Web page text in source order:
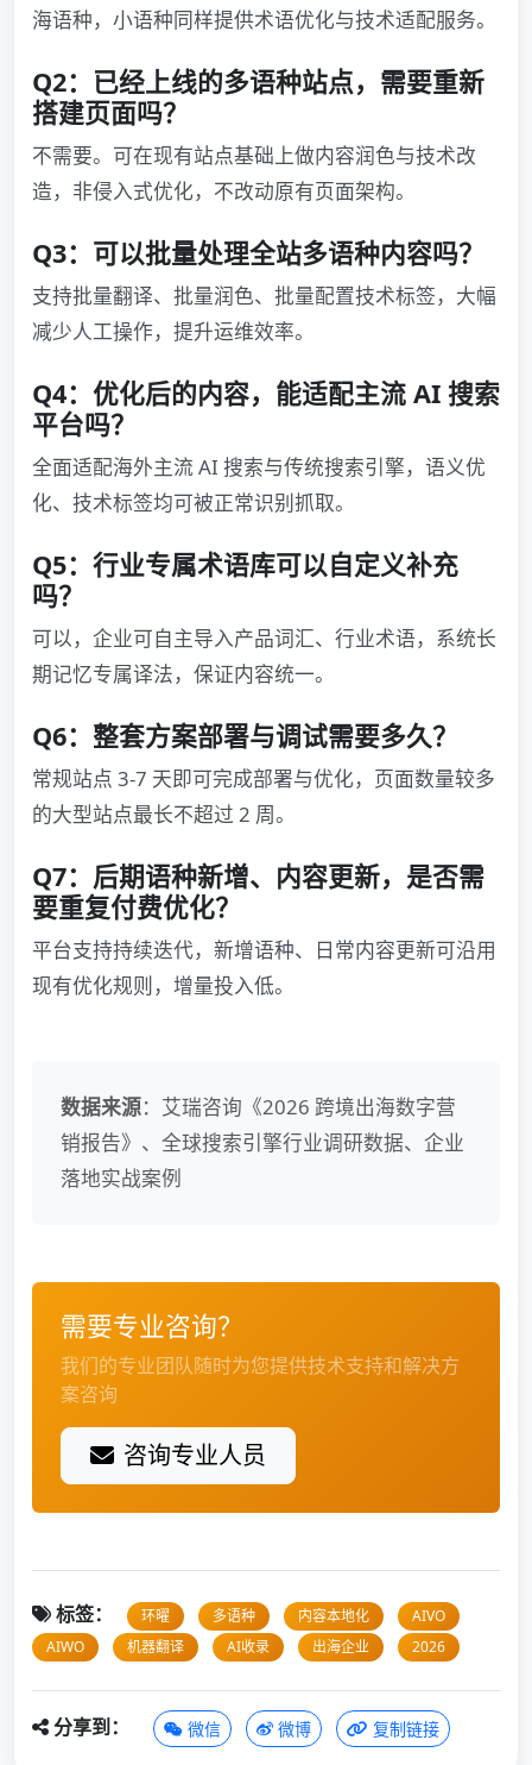
海语种，小语种同样提供术语优化与技术适配服务。
Q2：已经上线的多语种站点，需要重新
搭建页面吗？
不需要。可在现有站点基础上做内容润色与技术改
造，非侵入式优化，不改动原有页面架构。
Q3：可以批量处理全站多语种内容吗？
支持批量翻译、批量润色、批量配置技术标签，大幅
减少人工操作，提升运维效率。
Q4：优化后的内容，能适配主流 AI 搜索
平台吗？
全面适配海外主流 AI 搜索与传统搜索引擎，语义优
化、技术标签均可被正常识别抓取。
Q5：行业专属术语库可以自定义补充
吗？
可以，企业可自主导入产品词汇、行业术语，系统长
期记忆专属译法，保证内容统一。
Q6：整套方案部署与调试需要多久？
常规站点 3-7 天即可完成部署与优化，页面数量较多
的大型站点最长不超过 2 周。
Q7：后期语种新增、内容更新，是否需
要重复付费优化？
平台支持持续迭代，新增语种、日常内容更新可沿用
现有优化规则，增量投入低。
数据来源：艾瑞咨询《2026 跨境出海数字营
销报告》、全球搜索引擎行业调研数据、企业
落地实战案例
需要专业咨询？
我们的专业团队随时为您提供技术支持和解决方
案咨询
咨询专业人员
标签： 环曜 多语种 内容本地化
AIVO
AIWO
机器翻译 AI收录 出海企业 2026
分享到： 微信 微博 复制链接